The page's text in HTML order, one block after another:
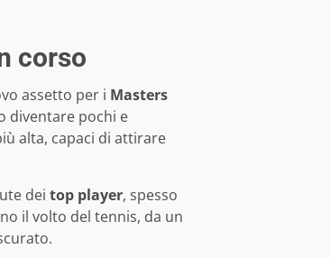
corso
assetto per i Masters
diventare pochi e
alta, capaci di attirare
dei top player, spesso
il volto del tennis, da un